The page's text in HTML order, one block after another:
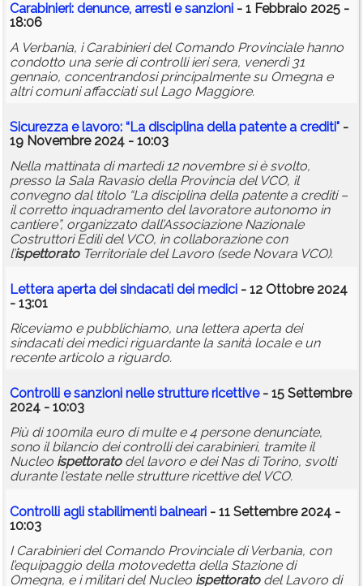
Carabinieri: denunce, arresti e sanzioni - 1 Febbraio 2025 -
18:06
A Verbania, i Carabinieri del Comando Provinciale hanno
condotto una serie di controlli ieri sera, venerdì 31
gennaio, concentrandosi principalmente su Omegna e
altri comuni affacciati sul Lago Maggiore.
Sicurezza e lavoro: “La disciplina della patente a crediti" -
19 Novembre 2024 - 10:03
Nella mattinata di martedì 12 novembre si è svolto,
presso la Sala Ravasio della Provincia del VCO, il
convegno dal titolo “La disciplina della patente a crediti –
il corretto inquadramento del lavoratore autonomo in
cantiere”, organizzato dall’Associazione Nazionale
Costruttori Edili del VCO, in collaborazione con
l’ispettoratoTerritoriale del Lavoro (sede Novara VCO).
Lettera aperta dei sindacati dei medici - 12 Ottobre 2024
- 13:01
Riceviamo e pubblichiamo, una lettera aperta dei
sindacati dei medici riguardante la sanità locale e un
recente articolo a riguardo.
Controlli e sanzioni nelle strutture ricettive- 15 Settembre
2024 - 10:03
Più di 100mila euro di multe e 4 persone denunciate,
sono il bilancio dei controlli dei carabinieri, tramite il
Nucleo ispettoratodel lavoro e dei Nas di Torino, svolti
durante l'estate nelle strutture ricettive del VCO.
Controlli agli stabilimenti balneari - 11 Settembre 2024 -
10:03
I Carabinieri del Comando Provinciale di Verbania, con
l’equipaggio della motovedetta della Stazione di
Omegna, e i militari del Nucleo ispettoratodel Lavoro di